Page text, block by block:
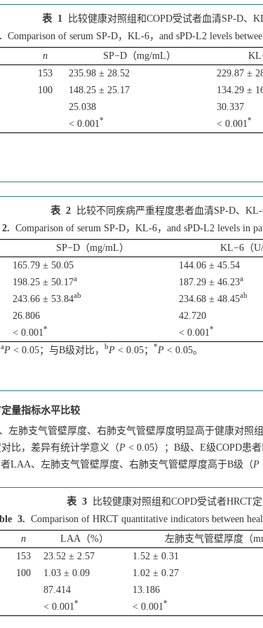
表 1 比较健康对照组和COPD受试者血清SP-D、
Comparison of serum SP-D，KL-6，and sPD-L2 levels
n SP−D（mg/mL）
153 235.98 ± 28.52 229.87 ±
100 148.25 ± 25.17 134.29 ±
25.038 30.337
< 0.001* < 0.001*
表 2 比较不同疾病严重程度患者血清SP-D、
Comparison of serum SP-D，KL-6，and sPD-L2 levels in
SP−D（mg/mL） KL−6（U/
165.79 ± 50.05 144.06 ± 45.54
198.25 ± 50.17a 187.29 ± 46.23a
243.66 ± 53.84ab 234.68 ± 48.45ab
26.806 42.720
< 0.001* < 0.001*
aP < 0.05；与B级对比，bP < 0.05；*P < 0.05。
量指标水平比较
左肺支气管壁厚度、右肺支气管壁厚度明显高于健康对照
比，差异有统计学意义（P < 0.05）；B级、E级COPD患
者LAA、左肺支气管壁厚度、右肺支气管壁厚度高于B级（P
表 3 比较健康对照组和COPD受试者HRCT
3.
Comparison of HRCT quantitative indicators between
n LAA（%） 左肺支气管壁厚度（
153 23.52 ± 2.57 1.52 ± 0.31
100 1.03 ± 0.09 1.02 ± 0.27
87.414 13.186
< 0.001* < 0.001*